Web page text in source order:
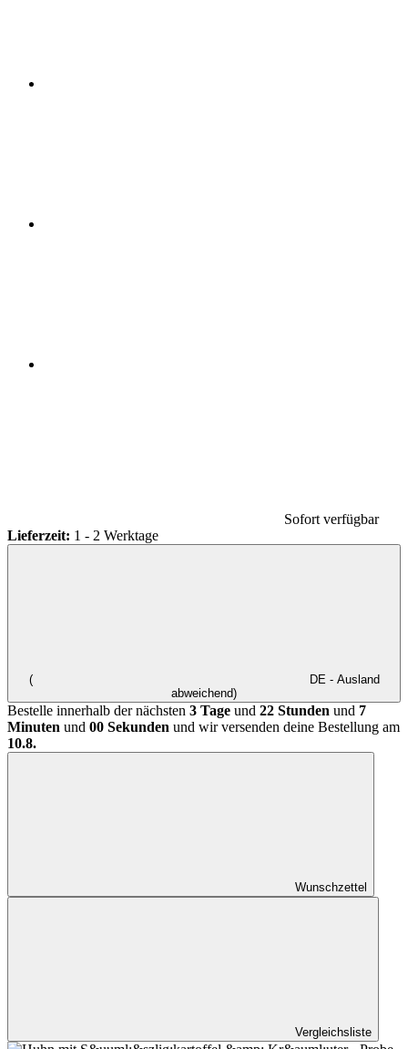
Sofort verfügbar
Lieferzeit: 1 - 2 Werktage
(
DE - Ausland
abweichend)
Bestelle innerhalb der nächsten 3 Tage und 22 Stunden und 7
Minuten und 00 Sekunden und wir versenden deine Bestellung am
10.8.
Wunschzettel
Vergleichsliste